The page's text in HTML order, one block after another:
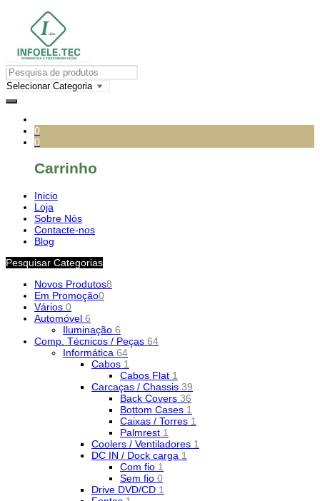
0
0
Carrinho
Inicio
Loja
Sobre Nós
Contacte-nos
Blog
Pesquisar Categorias
Novos Produtos8
Em Promoção0
Vários 0
Automóvel 6
Iluminação 6
Comp. Técnicos / Peças 64
Informática 64
Cabos 1
Cabos Flat 1
Carcaças / Chassis 39
Back Covers 36
Bottom Cases 1
Caixas / Torres 1
Palmrest 1
Coolers / Ventiladores 1
DC IN / Dock carga 1
Com fio 1
Sem fio 0
Drive DVD/CD 1